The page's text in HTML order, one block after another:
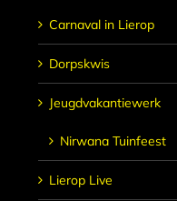
Carnaval in Lierop
Dorpskwis
Jeugdvakantiewerk
Nirwana Tuinfeest
Lierop Live